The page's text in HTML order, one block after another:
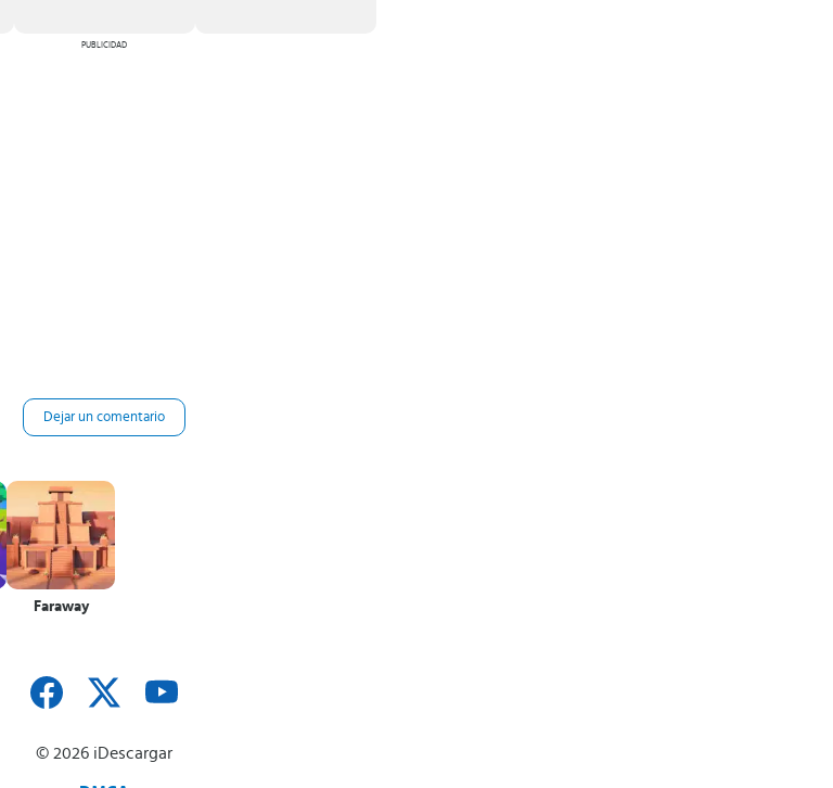
PUBLICIDAD
Dejar un comentario
Faraway
© 2026 iDescargar